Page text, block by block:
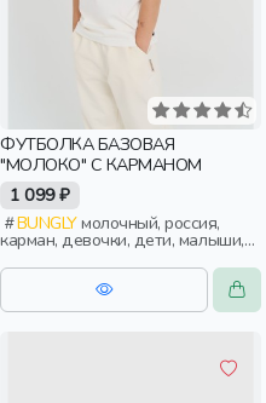
ФУТБОЛКА БАЗОВАЯ
"МОЛОКО" С КАРМАНОМ
1 099 ₽
BUNGLYмолочный, россия,
карман, девочки, дети, малыши,
дошкольники